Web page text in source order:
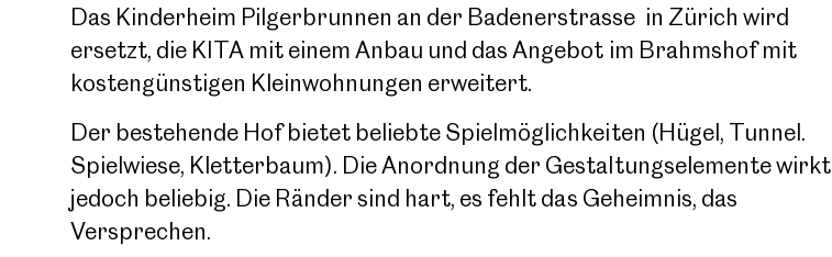
Projekte
Jobs
Das Kinderheim Pilgerbrunnen an der Badenerstrasse in Zürich wird
ersetzt, die KITA mit einem Anbau und das Angebot im Brahmshof mit
kostengünstigen Kleinwohnungen erweitert.
Der bestehende Hof bietet beliebte Spielmöglichkeiten (Hügel, Tunnel.
Spielwiese, Kletterbaum). Die Anordnung der Gestaltungselemente wirkt
jedoch beliebig. Die Ränder sind hart, es fehlt das Geheimnis, das
Versprechen.